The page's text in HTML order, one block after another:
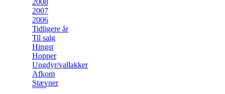
2008
2007
2006
Tidligere år
Til salg
Hingst
Hopper
Ungdyr/vallakker
Afkom
Stævner